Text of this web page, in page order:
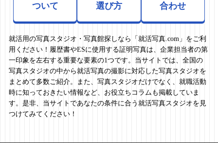
ついて
選び方
合わせ
就活用の写真スタジオ・写真館探しなら「就活写真.com」をご利
用ください！履歴書やESに使用する証明写真は、企業担当者の第
一印象を左右する重要な要素の1つです。当サイトでは、全国の
写真スタジオの中から就活写真の撮影に対応した写真スタジオを
まとめて多数ご紹介。また、写真スタジオだけでなく、就職活動
時に知っておきたい情報など、お役立ちコラムも掲載していま
す。是非、当サイトであなたの条件に合う就活写真スタジオを見
つけてみてください！